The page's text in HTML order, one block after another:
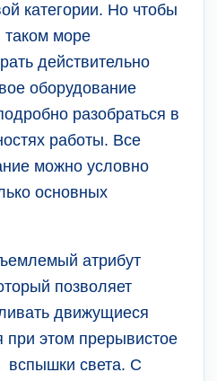
категории. Но чтобы
таком море
действительно
оборудование
разобраться в
работы. Все
можно условно
основных
атрибут
позволяет
движущиеся
при этом прерывистое
света. С